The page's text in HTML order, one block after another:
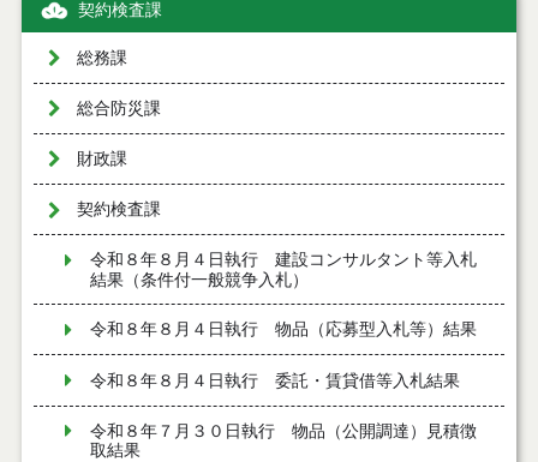
契約検査課
総務課
総合防災課
財政課
契約検査課
令和８年８月４日執行 建設コンサルタント等入札
結果（条件付一般競争入札）
令和８年８月４日執行 物品（応募型入札等）結果
令和８年８月４日執行 委託・賃貸借等入札結果
令和８年７月３０日執行 物品（公開調達）見積徴
取結果